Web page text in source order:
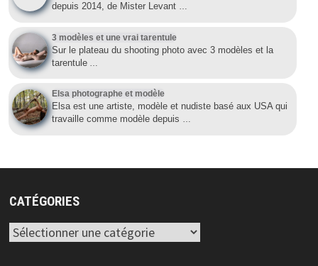
depuis 2014, de Mister Levant …
3 modèles et une vrai tarentule
Sur le plateau du shooting photo avec 3 modèles et la
tarentule
Elsa photographe et modèle
Elsa est une artiste, modèle et nudiste basé aux USA qui
travaille comme modèle depuis …
CATÉGORIES
Catégories